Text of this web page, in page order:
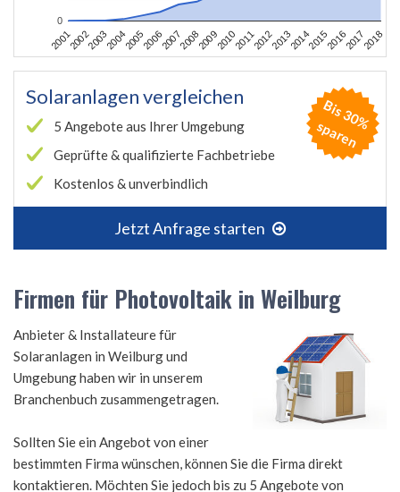
200120022003200420052006200720082009201020112012201320142015201620172018
0
Solaranlagen vergleichen
5 Angebote aus Ihrer Umgebung
Geprüfte & qualifizierte Fachbetriebe
Kostenlos & unverbindlich
Jetzt Anfrage starten
B
is
3
0
%
s
p
a
r
e
n
Firmen für Photovoltaik in Weilburg
Anbieter & Installateure für
Solaranlagen in Weilburg und
Umgebung haben wir in unserem
Branchenbuch zusammengetragen.
Sollten Sie ein Angebot von einer
bestimmten Firma wünschen, können Sie die Firma direkt
kontaktieren. Möchten Sie jedoch bis zu 5 Angebote von